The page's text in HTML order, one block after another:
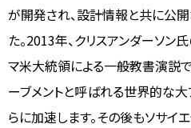
が開発され、設計情報と共に公
た。2013年、クリスアンダーソン
マ米大統領による一般教書演説
ーブメントと呼ばれる世界的な
らに加速します。その後もソサイ